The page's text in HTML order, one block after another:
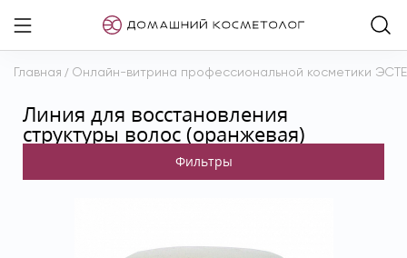
Главная / Онлайн-витрина профессиональной косметики
Линия для восстановления
структуры волос (оранжевая)